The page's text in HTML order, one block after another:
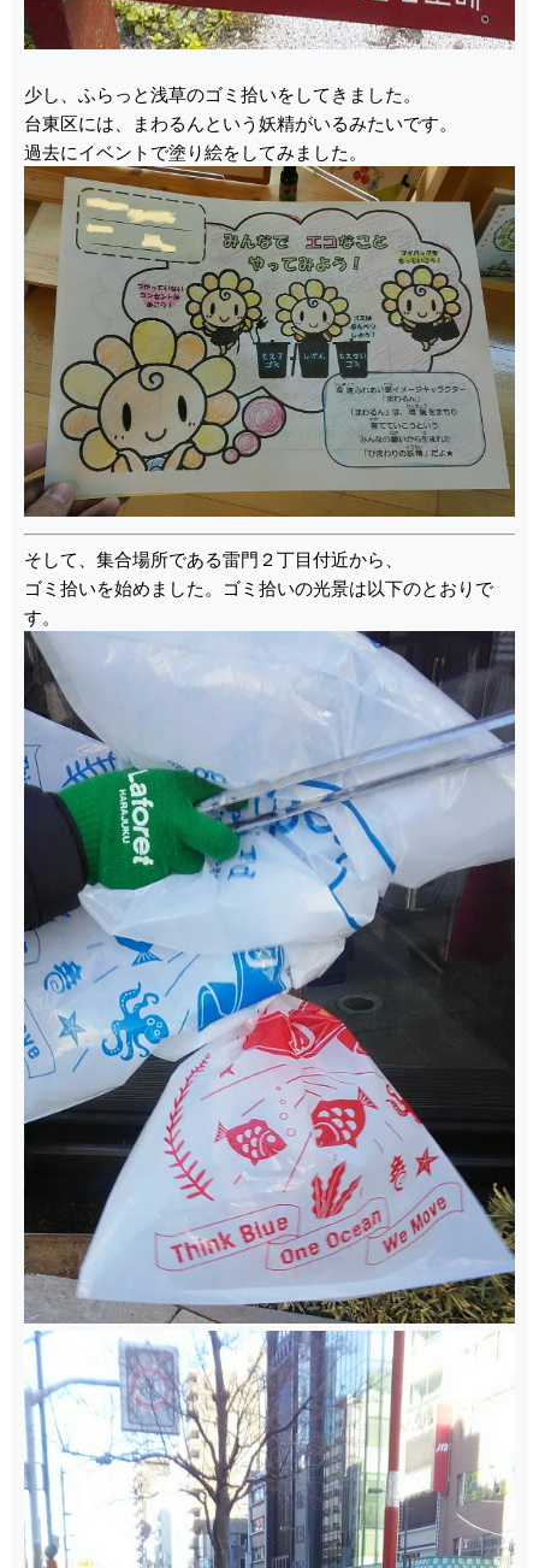
少し、ふらっと浅草のゴミ拾いをしてきました。
台東区には、まわるんという妖精がいるみたいです。
過去にイベントで塗り絵をしてみました。
そして、集合場所である雷門２丁目付近から、
ゴミ拾いを始めました。ゴミ拾いの光景は以下のとおりで
す。